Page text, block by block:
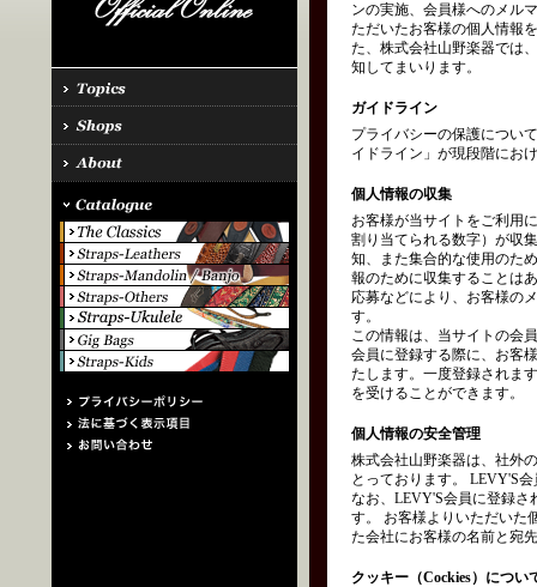
ンの実施、会員様へのメル
ただいたお客様の個人情報
た、株式会社山野楽器では
知してまいります。
ガイドライン
プライバシーの保護につい
イドライン」が現段階にお
個人情報の収集
お客様が当サイトをご利用
割り当てられる数字）が収
知、また集合的な使用のた
報のために収集することは
応募などにより、お客様の
す。
この情報は、当サイトの会
会員に登録する際に、お客
たします。一度登録されま
を受けることができます。
個人情報の安全管理
株式会社山野楽器は、社外
とっております。 LEVY'S
なお、LEVY'S会員に登録さ
す。 お客様よりいただいた
た会社にお客様の名前と宛
クッキー（Cockies）につい